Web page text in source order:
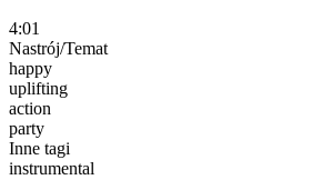
4:01
Nastrój/Temat
happy
uplifting
action
party
Inne tagi
instrumental